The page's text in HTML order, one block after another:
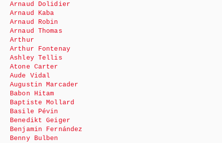
Arnaud Dolidier
Arnaud Kaba
Arnaud Robin
Arnaud Thomas
Arthur
Arthur Fontenay
Ashley Tellis
Atone Carter
Aude Vidal
Augustin Marcader
Babon Hitam
Baptiste Mollard
Basile Pévin
Benedikt Geiger
Benjamin Fernández
Benny Bulben